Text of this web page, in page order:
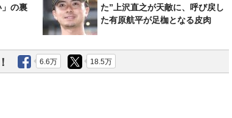
の裏
た”上沢直之が天敵に、呼び戻し
た有原航平が足枷となる皮肉
6.6万 18.5万